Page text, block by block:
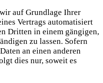
auf Grundlage Ihrer
Vertrags automatisiert
Dritten in einem gängigen,
zu lassen. Sofern
an einen anderen
dies nur, soweit es